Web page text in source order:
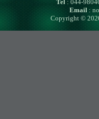
Tel: 044-
Email :
Copyright ©